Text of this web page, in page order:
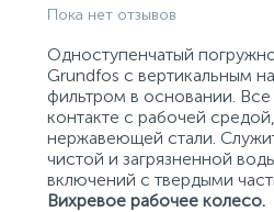
Пока нет отзывов
Одноступенчатый
Grundfos с вертикальным
фильтром в основании.
контакте с рабочей
нержавеющей стали.
чистой и загрязненной
включений с твердыми
Вихревое рабочее колесо.